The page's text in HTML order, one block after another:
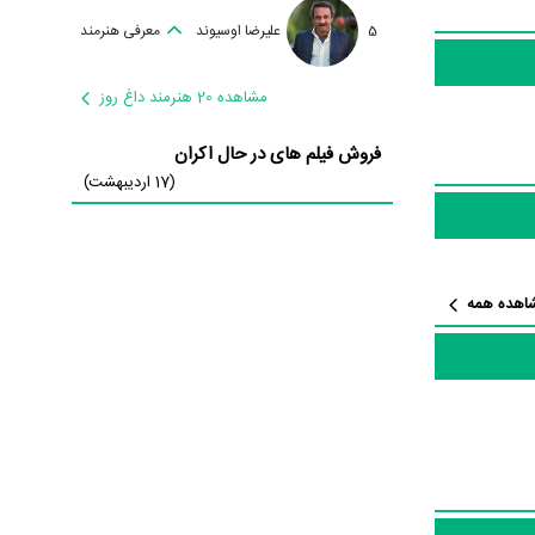
علوم
مطالعه،
سریال
همه
5 علیرضا اوسیوند معرفی هنرمند
مشاهده 20 هنرمند داغ روز
فروش فیلم های در حال اکران
(17 اردیبهشت)